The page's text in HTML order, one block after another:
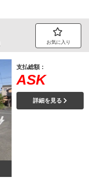
お気に入り
支払総額：
ASK
詳細を見る